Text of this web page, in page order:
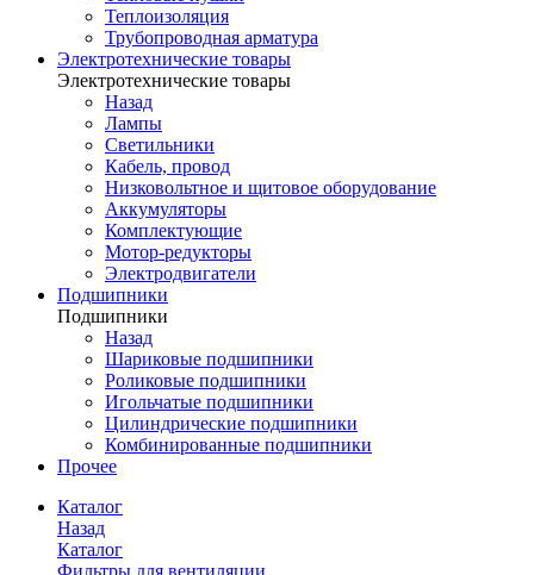
Теплоизоляция
Трубопроводная арматура
Электротехнические товары
Электротехнические товары
Назад
Лампы
Светильники
Кабель, провод
Низковольтное и щитовое оборудование
Аккумуляторы
Комплектующие
Мотор-редукторы
Электродвигатели
Подшипники
Подшипники
Назад
Шариковые подшипники
Роликовые подшипники
Игольчатые подшипники
Цилиндрические подшипники
Комбинированные подшипники
Прочее
Каталог
Назад
Каталог
Фильтры для вентиляции